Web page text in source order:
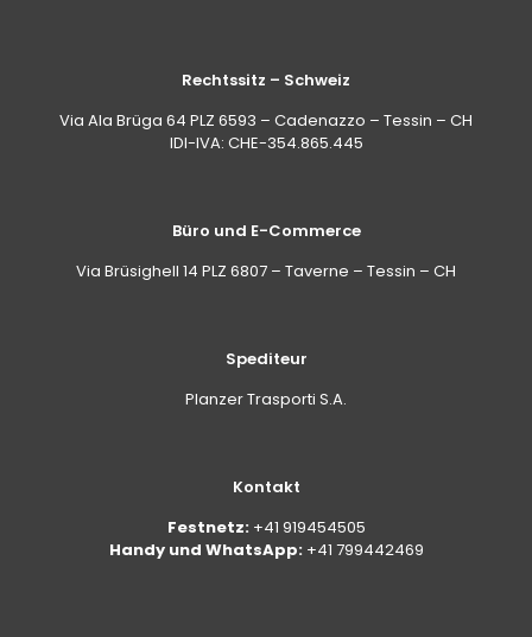
Rechtssitz – Schweiz
Via Ala Brüga 64 PLZ 6593 – Cadenazzo – Tessin – CH
IDI-IVA: CHE-354.865.445
Büro und E-Commerce
Via Brüsighell 14 PLZ 6807 – Taverne – Tessin – CH
Spediteur
Planzer Trasporti S.A.
Kontakt
Festnetz: +41 919454505
Handy und WhatsApp: +41 799442469